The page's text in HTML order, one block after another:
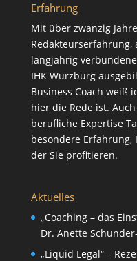
Erfahrung
Mit über zwanzig
langjährig
IHK Würzburg
Business Coach weiß
hier die Rede ist.
berufliche Expertise
besondere
der Sie profitieren.
Aktuelles
„Coaching – das
Dr. Anette
„Liquid Legal“ –